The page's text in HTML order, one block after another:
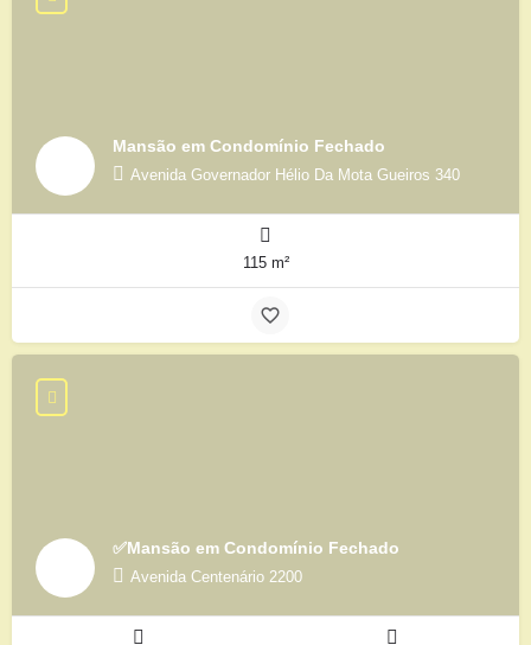
Mansão em Condomínio Fechado
Avenida Governador Hélio Da Mota Gueiros 340
115 m²
✅Mansão em Condomínio Fechado
Avenida Centenário 2200